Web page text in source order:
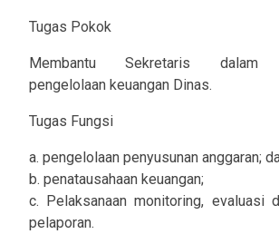
Tugas Pokok
Membantu Sekretaris dalam
pengelolaan keuangan Dinas.
Tugas Fungsi
a. pengelolaan penyusunan anggaran;
b. penatausahaan keuangan;
c. Pelaksanaan monitoring, evaluasi
pelaporan.